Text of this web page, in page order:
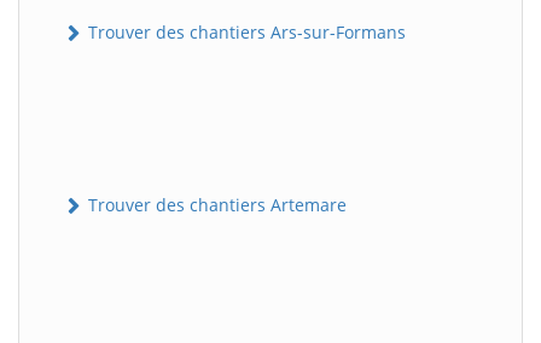
Trouver des chantiers Ars-sur-Formans
Trouver des chantiers Artemare